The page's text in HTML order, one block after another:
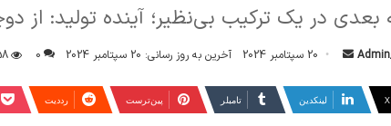
بعدی در یک ترکیب بی‌نظیر؛ آینده تولید: از
س
20 سپتامبر 2024 آخرین به روز رسانی: 20 سپتامبر 2024 0
X لینکدین ‫تامبلر ‫پین‌ترست ‫رددیت